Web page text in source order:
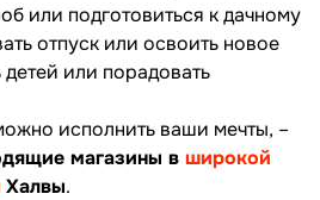
или подготовиться к дачному
отпуск или освоить новое
или порадовать
исполнить ваши мечты, –
магазины в широкой
Халвы.